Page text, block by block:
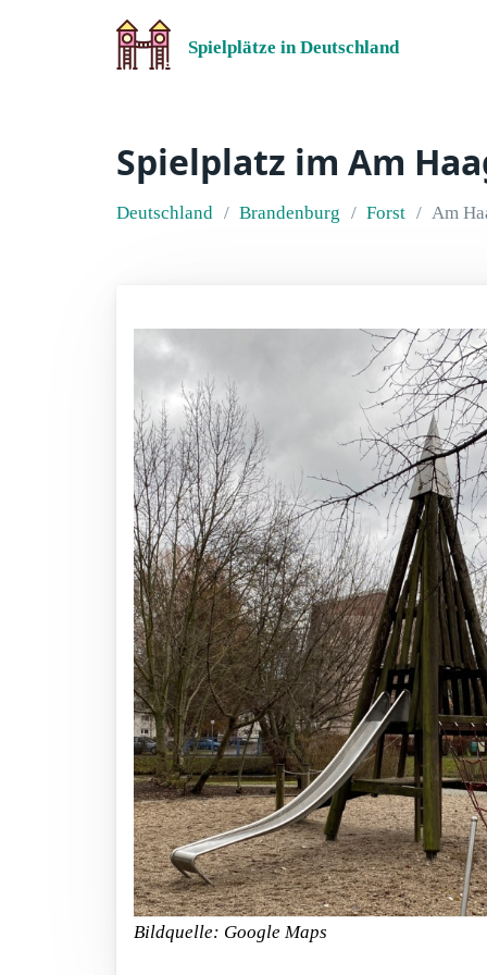
Spielplätze in Deutschland
Spielplatz im Am
Deutschland Brandenburg Forst Am
Bildquelle: Google Maps